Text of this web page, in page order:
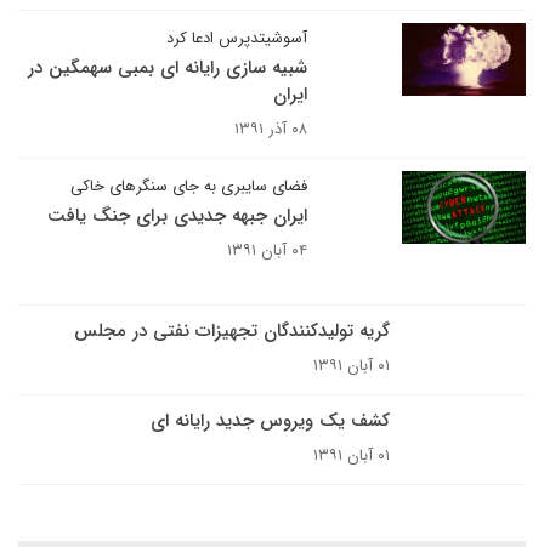
آسوشیتدپرس ادعا کرد
شبیه سازی رایانه ای بمبی سهمگین در
ایران
۰۸ آذر ۱۳۹۱
فضای سایبری به جای سنگرهای خاکی
ایران جبهه جدیدی برای جنگ یافت
۰۴ آبان ۱۳۹۱
گریه تولیدکنندگان تجهیزات نفتی در مجلس
۰۱ آبان ۱۳۹۱
کشف یک ویروس جدید رایانه ای
۰۱ آبان ۱۳۹۱